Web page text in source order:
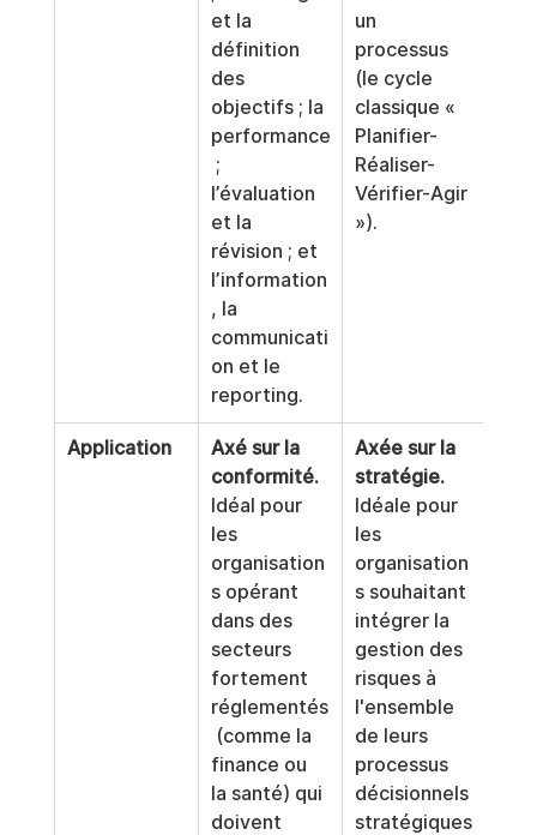
et la
définition
des
objectifs ; la
performance
;
l’évaluation
et la
révision ; et
l’information
, la
communicati
on et le
reporting.
un
processus
(le cycle
classique «
Planifier-
Réaliser-
Vérifier-Agir
»).
Application
Axé sur la
conformité.
Idéal pour
les
organisation
s opérant
dans des
secteurs
fortement
réglementés
(comme la
finance ou
la santé) qui
doivent
Axée sur la
stratégie.
Idéale pour
les
organisation
s souhaitant
intégrer la
gestion des
risques à
l'ensemble
de leurs
processus
décisionnels
stratégiques